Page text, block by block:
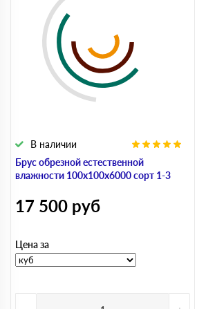
Брус обрезной естественной
влажности 100х100х6000 сорт 1-3
В наличии
17 500 руб
Цена за